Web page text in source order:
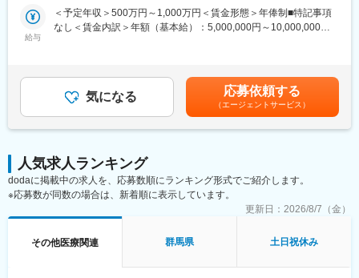
■働き方：
◎完全在宅勤務のため、拠点（東京・大阪）の近くにお住まいで
（自分の業務が終わるよう業務管理を行う必要はありますが、裁
量の大きい働き方ができます）
※現在、関東関西のほか、九州、中部、東北、海外在住の方もいま
・会議や打ち合わせで必要な時は大阪・東京等へ出張（宿泊も伴
います）が発生します。
※国内出張の頻度は1~3回/年です。（海外出張はほとんどありませ
ん。）
同社は、個人が最大限に能力を発揮できるよう働きやすい環境作
新薬承認申請に向けた品質戦略の立案から資料作成・評価まで一
貫して関与し、医薬品開発の品質面を支える中核ポジションで
す。
性質ならびに製造・品質管理に関する資料の整備・評価・助言・
企画の設定
・試験方法に関する資料の評価・助言
・製造業認定、原薬登録等
※クライアントは欧米製薬会社または外資系製薬会社がほとんどで
にあたっていただきます。
給与
＜予定年収＞500万円～1,000万円＜賃金形態＞年俸制■特記事項
なし＜賃金内訳＞年額（基本給）：5,000,000円～10,000,000円
安の金額であり、選考を通じて上下する可能性があります。月給
(月額)は固定手当を含めた表記です。
気になる 応募依頼する
（エージェントサービス）
人気求人ランキング
dodaに掲載中の求人を、応募数順にランキング形式でご紹介します。
※応募数が同数の場合は、新着順に表示しています。
更新日： 2026/8/7（金）
その他医療関連 群馬県 土日祝休み